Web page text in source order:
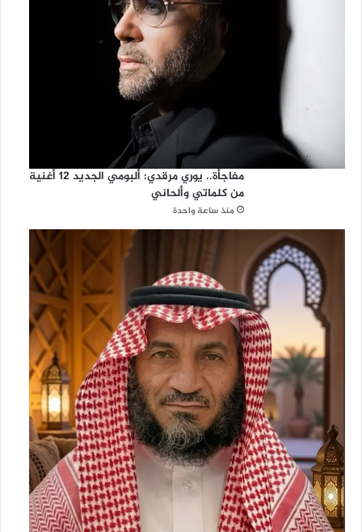
مفاجأة.. يوري مرقدي: ألبومي الجديد 12 أغنية
من كلماتي وألحاني
منذ ساعة واحدة